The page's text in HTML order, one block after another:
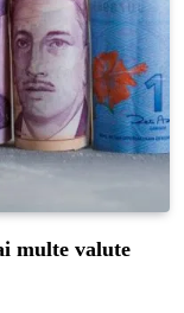
multe valute